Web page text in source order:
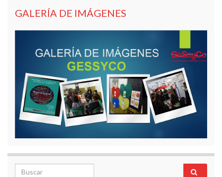
GALERÍA DE IMÁGENES
Search for: